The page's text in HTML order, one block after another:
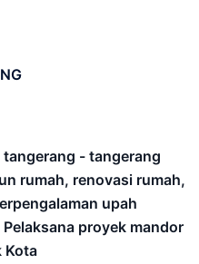
- tangerang
rumah, renovasi rumah,
upah
proyek mandor
Kota